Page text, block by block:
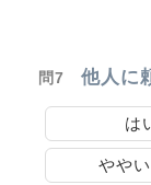
問7 他人に
は
ややい